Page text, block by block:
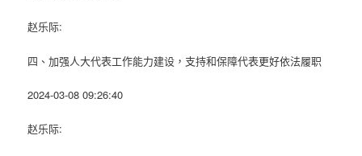
赵乐际:
四、加强人大代表工作能力建设，支持和保障代表更好依法履职
2024-03-08 09:26:40
赵乐际: